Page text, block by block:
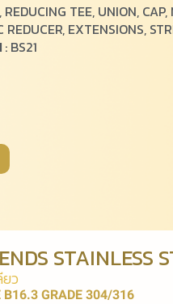
REDUCING TEE, UNION,
REDUCER, EXTENSIONS,
: BS21
STAINLESS
ยว
B16.3 GRADE 304/316